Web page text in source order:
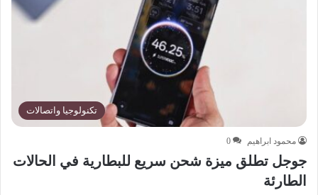
تكنولوجيا واتصالات
محمود ابراهيم 0
جوجل تطلق ميزة شحن سريع للبطارية في الحالات
الطارئة